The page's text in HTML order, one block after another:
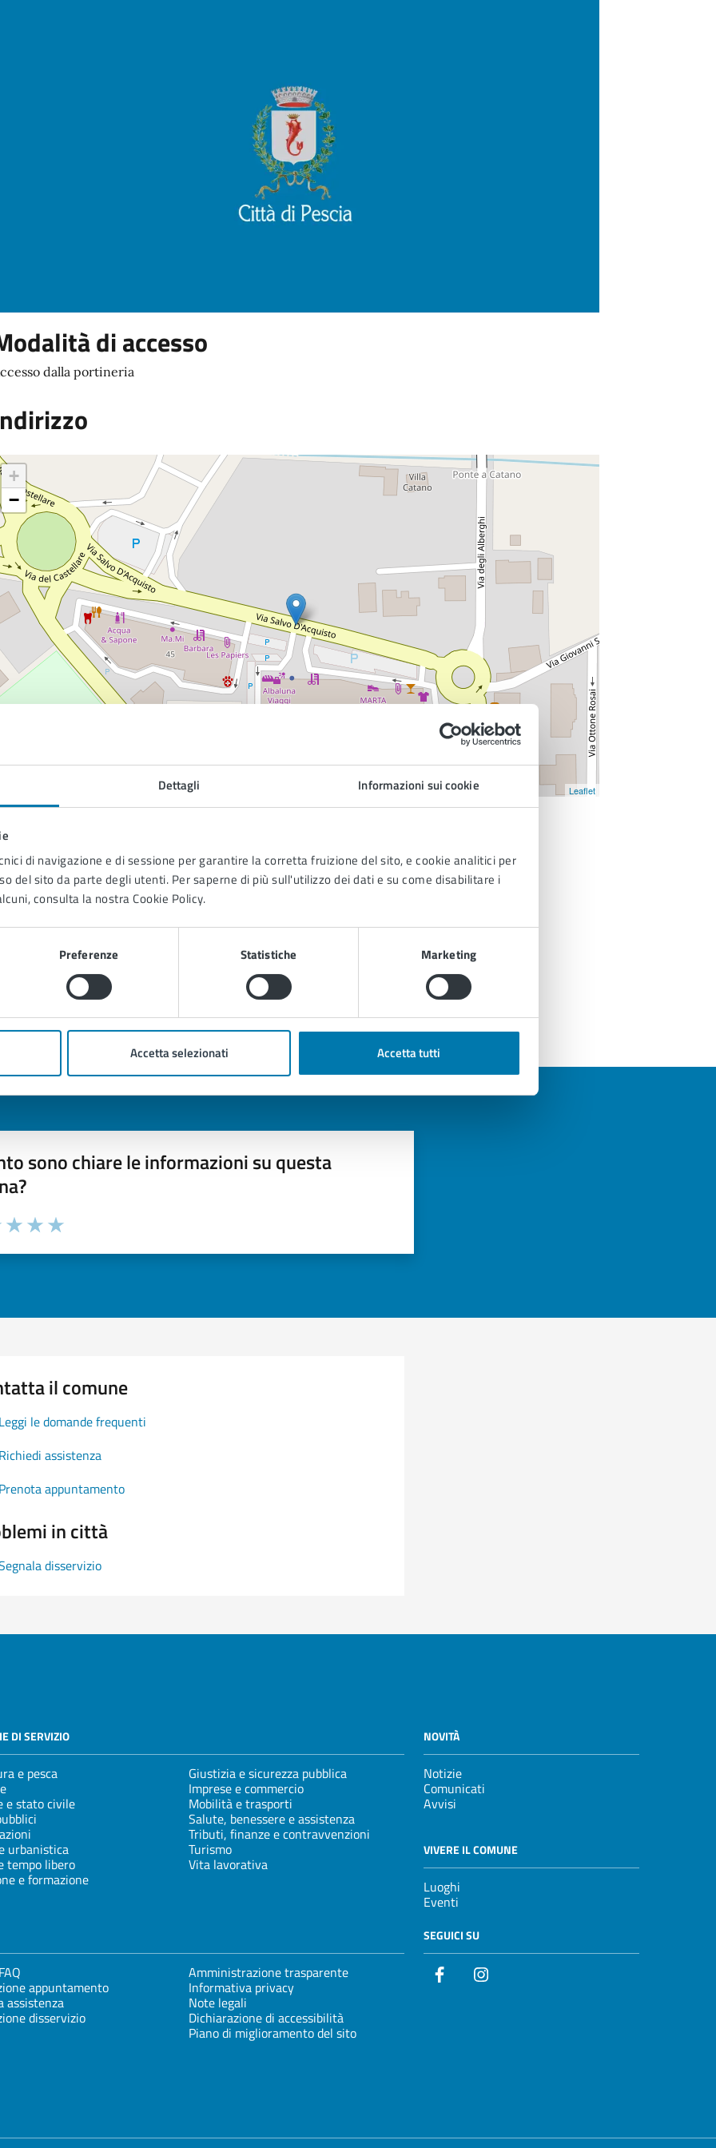
Dettagli Informazioni sui cookie
di navigazione e di sessione per garantire la corretta fruizione del sito, e cookie analitici per
del sito da parte degli utenti. Per saperne di più sull'utilizzo dei dati e su come disabilitare i
consulta la nostra Cookie Policy.
Preferenze Statistiche Marketing
Accetta selezionati Accetta tutti
di accesso
dalla portineria
+
−
Leaflet
Salvo D'Acquisto, 10/12 , 51012
Telefono:0572453108
sono chiare le informazioni su questa
il comune
le domande frequenti
assistenza
appuntamento
in città
disservizio
DI SERVIZIO
e pesca
e stato civile
urbanistica
tempo libero
e formazione
Giustizia e sicurezza pubblica
Imprese e commercio
Mobilità e trasporti
Salute, benessere e assistenza
Tributi, finanze e contravvenzioni
Turismo
Vita lavorativa
NOVITÀ
Notizie
Comunicati
Avvisi
VIVERE IL COMUNE
Luoghi
Eventi
appuntamento
assistenza
disservizio
Amministrazione trasparente
Informativa privacy
Note legali
Dichiarazione di accessibilità
Piano di miglioramento del sito
SEGUICI SU
Facebook